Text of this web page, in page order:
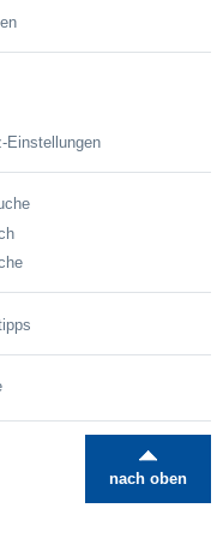
Einstellungen
nach oben